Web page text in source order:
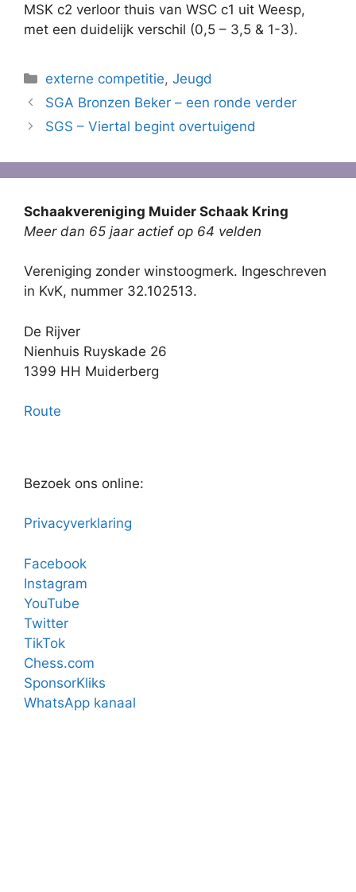
MSK c2 verloor thuis van WSC c1 uit Weesp,
met een duidelijk verschil (0,5 – 3,5 & 1-3).
Categorieën
externe competitie,Jeugd
SGA Bronzen Beker – een ronde verder
SGS – Viertal begint overtuigend
Schaakvereniging Muider Schaak Kring
Meer dan 65 jaar actief op 64 velden
Vereniging zonder winstoogmerk. Ingeschreven
in KvK, nummer 32.102513.
De Rijver
Nienhuis Ruyskade 26
1399 HH Muiderberg
Route
Bezoek ons online:
Privacyverklaring
Facebook
Instagram
YouTube
Twitter
TikTok
Chess.com
SponsorKliks
WhatsApp kanaal